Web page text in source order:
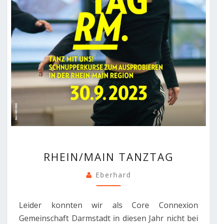
TANZTAG
RHEIN/MAIN TANZTAG
Eberhard
Leider konnten wir als Core Connexion
Gemeinschaft Darmstadt in diesen Jahr nicht bei